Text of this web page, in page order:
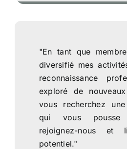
"En tant que
diversifié mes
reconnaissance
exploré de
vous recherchez
qui vous
rejoignez-nous et
potentiel."